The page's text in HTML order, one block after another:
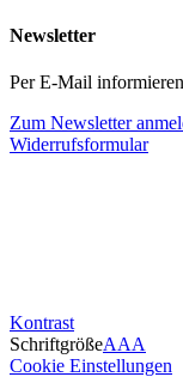
Newsletter
Per E-Mail
Zum Newsletter
Widerrufsformular
Kontrast
SchriftgrößeAAA
Cookie Einstellungen